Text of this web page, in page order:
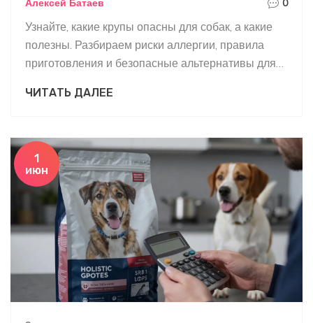
Алексей Батаев 0
Узнайте, какие крупы опасны для собак, а какие
полезны. Разбираем риски аллергии, правила
приготовления и безопасные альтернативы для
ЧИТАТЬ ДАЛЕЕ
1
июн